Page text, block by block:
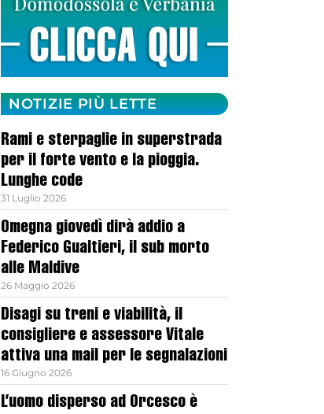
NOTIZIE PIÙ LETTE
Rami e sterpaglie in superstrada
per il forte vento e la pioggia.
Lunghe code
31 Luglio 2026
Omegna giovedì dirà addio a
Federico Gualtieri, il sub morto
alle Maldive
26 Maggio 2026
Disagi su treni e viabilità, il
consigliere e assessore Vitale
attiva una mail per le segnalazioni
16 Giugno 2026
L’uomo disperso ad Orcesco è